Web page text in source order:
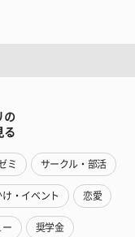
の
る
ミ サークル・部活
け・イベント 恋愛
ー 奨学金